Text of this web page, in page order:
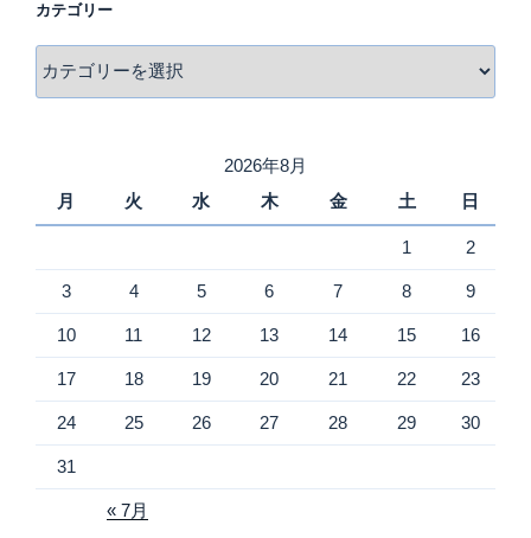
カテゴリー
テ
2026年8月
月
火 水 木 金 土 日
1 2
3 4 5 6 7 8 9
10 11 12 13 14 15 16
17 18 19 20 21 22 23
24 25 26 27 28 29 30
31
« 7月